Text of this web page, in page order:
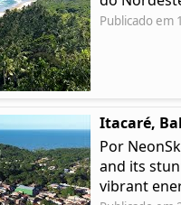
Publicado em
Itacaré,
Por
and its
vibrant